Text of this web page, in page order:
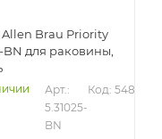
Brau Priority
BN для раковины,
Арт.:
5.31025-
BN
Код: 54877